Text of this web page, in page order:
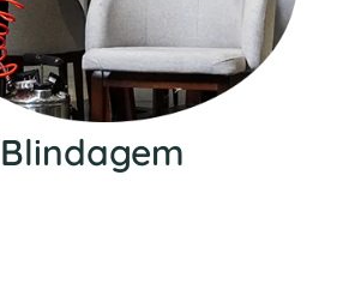
Blindagem